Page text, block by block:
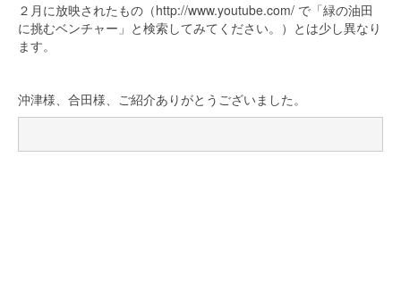
２月に放映されたもの（http://www.youtube.com/ で「緑の油田
に挑むベンチャー」と検索してみてください。）とは少し異なり
ます。
沖津様、合田様、ご紹介ありがとうございました。